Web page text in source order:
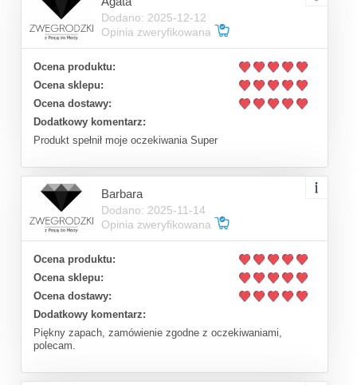
Dodano: 2025-12-12
Opinia zweryfikowana
Ocena produktu:
Ocena sklepu:
Ocena dostawy:
Dodatkowy komentarz:
Produkt spełnił moje oczekiwania Super
Barbara
Dodano: 2025-11-14
Opinia zweryfikowana
Ocena produktu:
Ocena sklepu:
Ocena dostawy:
Dodatkowy komentarz:
Piękny zapach, zamówienie zgodne z oczekiwaniami,
polecam.